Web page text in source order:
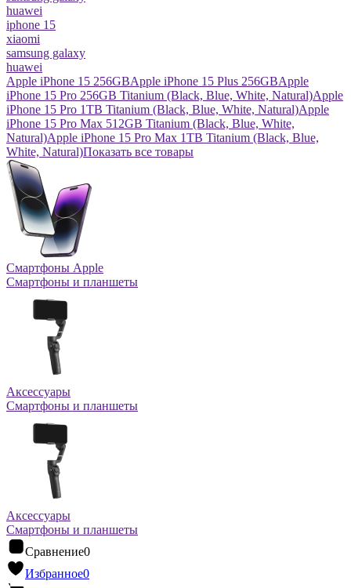
huawei
iphone 15
xiaomi
samsung galaxy
huawei
Apple iPhone 15 256GBApple iPhone 15 Plus 256GBApple
iPhone 15 Pro 256GB Titanium (Black, Blue, White, Natural)Apple
iPhone 15 Pro 1TB Titanium (Black, Blue, White, Natural)Apple
iPhone 15 Pro Max 512GB Titanium (Black, Blue, White,
Natural)Apple iPhone 15 Pro Max 1TB Titanium (Black, Blue,
White, Natural)Показать все товары
Смартфоны Apple
Смартфоны и планшеты
Аксессуары
Смартфоны и планшеты
Аксессуары
Смартфоны и планшеты
Сравнение0
Избранное0